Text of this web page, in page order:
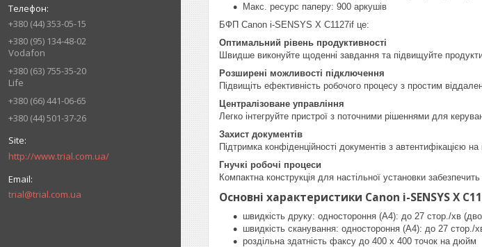
+380 (44) 353-05-15
+380 (95) 134-48-02
Vodafon
+380 (63) 755-35-20
Life
+380 (66) 441-06-65
+380 (44) 501-37-26
http://www.trial.com.ua/
trial@trial.com.ua
Макс. ресурс паперу: 900 аркушів
БФП Canon i-SENSYS X C1127if це:
Оптимальний рівень продуктивності
Швидше виконуйте щоденні завдання та підвищуйте
Розширені можливості підключення
Підвищіть ефективність робочого процесу з простим
Централізоване управління
Легко інтегруйте пристрої з поточними рішеннями для
Захист документів
Підтримка конфіденційності документів з автентифікацією
Гнучкі робочі процеси
Компактна конструкція для настільної установки
Основні характеристики Canon i-SENSYS X
швидкість друку: одностороння (A4): до 27 стор./хв
швидкість сканування: одностороння (A4): до 27 стор./
роздільна здатність факсу до 400 x 400 точок на дюйм